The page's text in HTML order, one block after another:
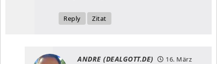
Reply Zitat
ANDRE (DEALGOTT.DE)
16. März